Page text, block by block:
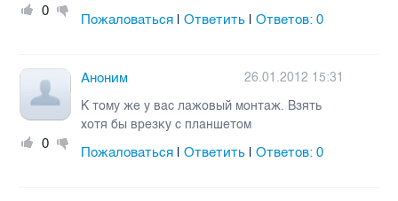
0
Пожаловаться |Ответить |Ответов:0
0
Аноним
26.01.2012 15:31
К тому же у вас лажовый монтаж. Взять
хотя бы врезку с планшетом
Пожаловаться |Ответить |Ответов:0